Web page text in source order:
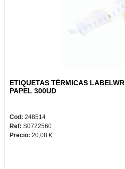
ETIQUETAS TÉRMICAS
PAPEL 300UD
Cod: 248514
Ref: S0722560
Precio: 20,08 €